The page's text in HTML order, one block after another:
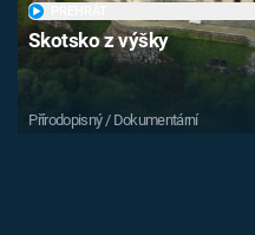
Skotsko z výšky
Přírodopisný / Dokumentární